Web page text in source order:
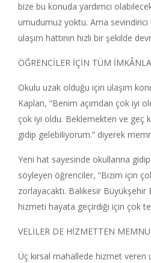
bize bu konuda yardımcı
umudumuz yoktu. Ama sevindirici
ulaşım hattının hızlı bir şekilde
ÖĞRENCİLER İÇİN TÜM
Okulu uzak olduğu için ulaşım
Kaplan, “Benim açımdan çok iyi
çok iyi oldu. Beklemekten ve geç
gidip gelebiliyorum.” diyerek
Yeni hat sayesinde okullarına
söyleyen öğrenciler, “Bizim için
zorlayacaktı. Balıkesir Büyükşehir
hizmeti hayata geçirdiği için çok
VELİLER DE HİZMETTEN
Üç kırsal mahallede hizmet veren